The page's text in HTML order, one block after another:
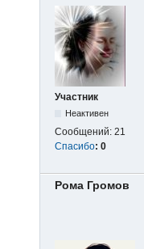
Участник
Неактивен
Сообщений: 21
Спасибо: 0
Рома Громов